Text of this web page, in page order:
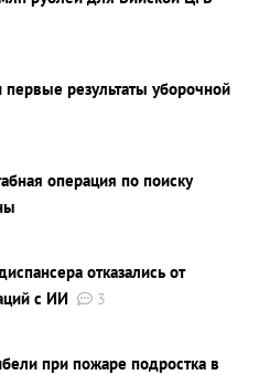
результаты уборочной
операция по поиску
отказались от
с ИИ
3
при пожаре подростка в